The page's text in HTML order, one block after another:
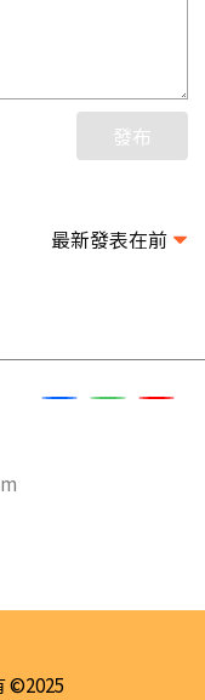
發布
最新發表在前
©2025